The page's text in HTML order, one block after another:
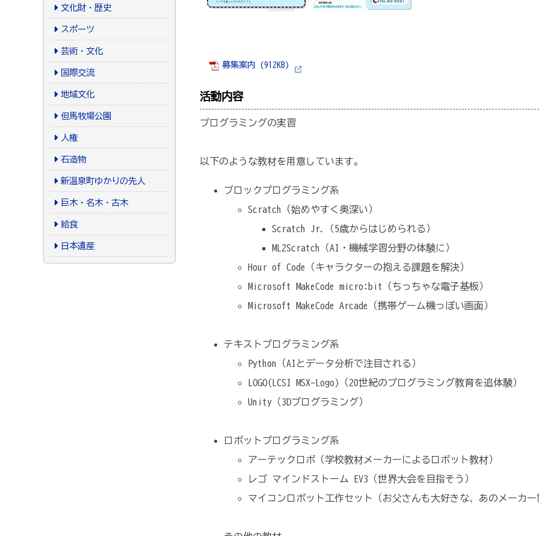
文化財・歴史
スポーツ
芸術・文化
国際交流
地域文化
但馬牧場公園
人権
石造物
新温泉町ゆかりの先人
巨木・名木・古木
給食
日本遺産
募集案内 (912KB)
活動内容
プログラミングの実習
以下のような教材を用意しています。
ブロックプログラミング系
Scratch（始めやすく奥深い）
Scratch Jr.（5歳からはじめられる）​
​​​​​​ML2Scratch（AI・機械学習分野の体験に）
Hour of Code（キャラクターの抱える課題を解決）
Microsoft MakeCode micro:bit（ちっちゃな電子基板）
Microsoft MakeCode Arcade（携帯ゲーム機っぽい画面）
テキストプログラミング系
Python（AIとデータ分析で注目される）
LOGO(LCSI MSX-Logo)（20世紀のプログラミング教育を追体験）
Unity（3Dプログラミング）
ロボットプログラミング系
アーテックロボ（学校教材メーカーによるロボット教材）
レゴ マインドストーム EV3（世界大会を目指そう）
マイコンロボット工作セット（お父さんも大好きな、あのメーカー